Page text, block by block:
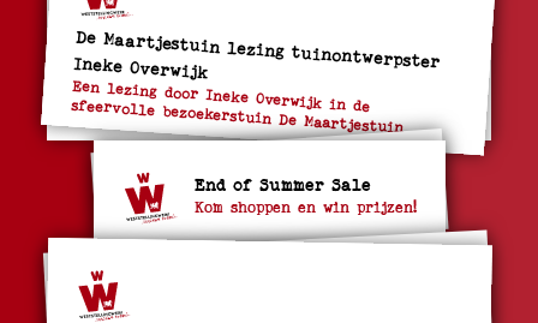
De Maartjestuin lezing tuinontwerpster Ineke Overwijk
Een lezing door Ineke Overwijk in de sfeervolle bezoekerstuin De Maartjestuin
End of Summer Sale
Kom shoppen en win prijzen!